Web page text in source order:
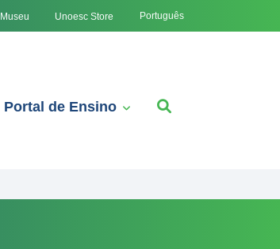
Museu Unoesc Store Português
Portal de Ensino